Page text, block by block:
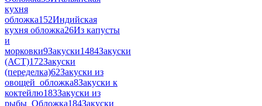
кухня
обложка152Индийская
кухня обложка26Из капусты
и
морковки9Закуски1484Закуски
(АСТ)172Закуски
(переделка)62Закуски из
овощей_обложка8Закуски к
коктейлю183Закуски из
рыбы_Обложка184Закуски